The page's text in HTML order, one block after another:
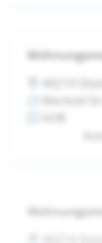
40210
Wentzel